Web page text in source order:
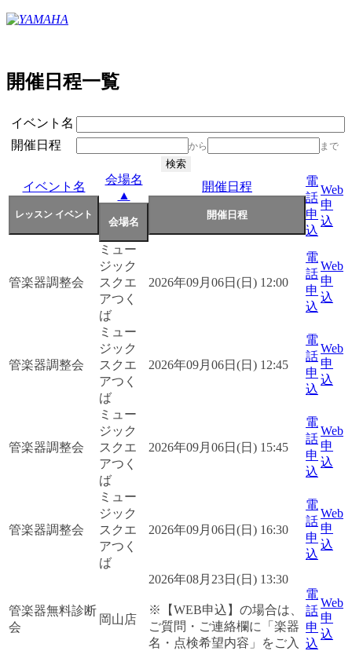
開催日程一覧
イベント名
開催日程
から まで
イベント名
会場名
▲
開催日程
電
話
申
込
Web
申
込
管楽器調整会
ミュー
ジック
スクエ
アつく
ば
2026年09月06日(日) 12:00
電
話
申
込
Web
申
込
管楽器調整会
ミュー
ジック
スクエ
アつく
ば
2026年09月06日(日) 12:45
電
話
申
込
Web
申
込
管楽器調整会
ミュー
ジック
スクエ
アつく
ば
2026年09月06日(日) 15:45
電
話
申
込
Web
申
込
管楽器調整会
ミュー
ジック
スクエ
アつく
ば
2026年09月06日(日) 16:30
電
話
申
込
Web
申
込
管楽器無料診断
会
岡山店
2026年08月23日(日) 13:30
※【WEB申込】の場合は、
ご質問・ご連絡欄に「楽器
名・点検希望内容」をご入
電
話
申
込
Web
申
込